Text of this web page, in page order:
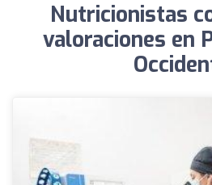
Nutricionistas
valoraciones en